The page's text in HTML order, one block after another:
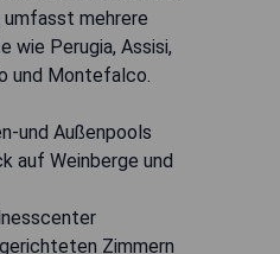
umfasst mehrere
wie Perugia, Assisi,
und Montefalco.
und Außenpools
auf Weinberge und
Zimmern